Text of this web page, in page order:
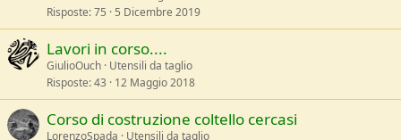
Risposte 75 5 Dicembre 2019
Lavori in corso....
GiulioOuch Utensili da taglio
Risposte 43 12 Maggio 2018
Corso di costruzione coltello cercasi
LorenzoSpada Utensili da taglio